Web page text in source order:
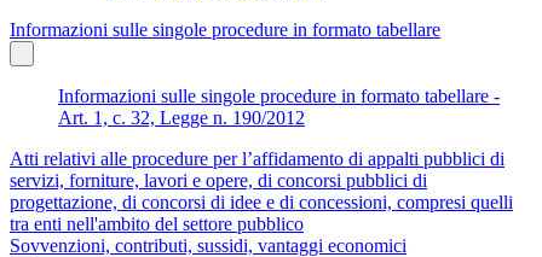
Informazioni sulle singole procedure in formato tabellare
Informazioni sulle singole procedure in formato tabellare -
Art. 1, c. 32, Legge n. 190/2012
Atti relativi alle procedure per l’affidamento di appalti pubblici di
servizi, forniture, lavori e opere, di concorsi pubblici di
progettazione, di concorsi di idee e di concessioni, compresi quelli
tra enti nell'ambito del settore pubblico
Sovvenzioni, contributi, sussidi, vantaggi economici